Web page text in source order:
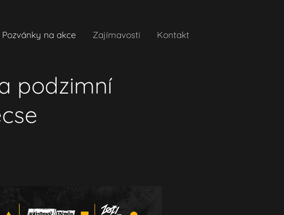
Pozvánky na akce Zajímavosti Kontakt
podzimní